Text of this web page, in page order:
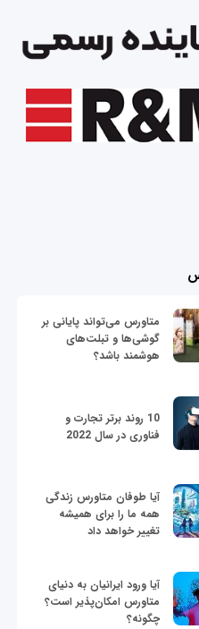
متاورس می‌تواند پایانی بر
گوشی‌ها و تبلت‌های
هوشمند باشد؟
10 روند برتر تجارت و
فناوری در سال 2022
آیا طوفان متاورس زندگی
همه ما را برای همیشه
تغییر خواهد داد
آیا ورود ایرانیان به دنیای
متاورس امکان‌پذیر است؟
چگونه؟